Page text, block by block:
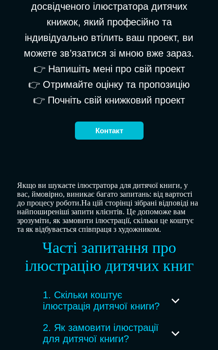
досвідченого ілюстратора дитячих
книжок, який професійно та
індивідуально втілить ваш проект, ви
можете зв’язатися зі мною вже зараз.
👉 Напишіть мені про свій проект
👉 Отримайте оцінку та пропозицію
👉 Почніть свій книжковий проект
Контакт
Якщо ви шукаєте ілюстратора для дитячої книги, у
вас, ймовірно, виникає багато запитань: від вартості
до процесу роботи.На цій сторінці зібрані відповіді на
найпоширеніші запити клієнтів. Це допоможе вам
зрозуміти, як замовити ілюстрації, скільки це коштує
та як відбувається співпраця з художником.
Часті запитання про
ілюстрацію дитячих книг
1. Скільки коштує
ілюстрація дитячої книги?
Вартість залежить від кількості
ілюстрацій, рівня деталізації, стилю
та термінів. Зазвичай ціна
2. Як замовити ілюстрації
для дитячої книги?